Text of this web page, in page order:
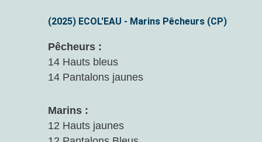
(2025) ECOL'EAU - Marins Pêcheurs (CP)
Pêcheurs :
14 Hauts bleus
14 Pantalons jaunes
Marins :
12 Hauts jaunes
Pêcheurs
(CP)